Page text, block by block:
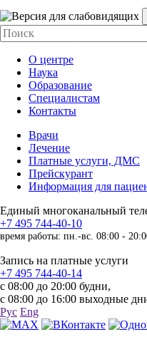
О центре
Наука
Образование
Специалистам
Контакты
Врачи
Лечение
Платные услуги, ДМС
Прейскурант
Информация для
Единый многоканальный
+7 495 744-40-10
время работы: пн.-вс. 08:00 -
Запись на платные услуги
+7 495 744-40-14
с 08:00 до 20:00 будни,
с 08:00 до 16:00 выходные
Рус Eng